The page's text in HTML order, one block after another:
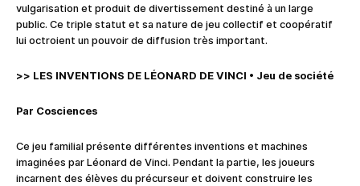
vulgarisation et produit de divertissement destiné à un large
public. Ce triple statut et sa nature de jeu collectif et coopératif
lui octroient un pouvoir de diffusion très important.
>> LES INVENTIONS DE LÉONARD DE VINCI • Jeu de société
Par Cosciences
Ce jeu familial présente différentes inventions et machines
imaginées par Léonard de Vinci. Pendant la partie, les joueurs
incarnent des élèves du précurseur et doivent construire les